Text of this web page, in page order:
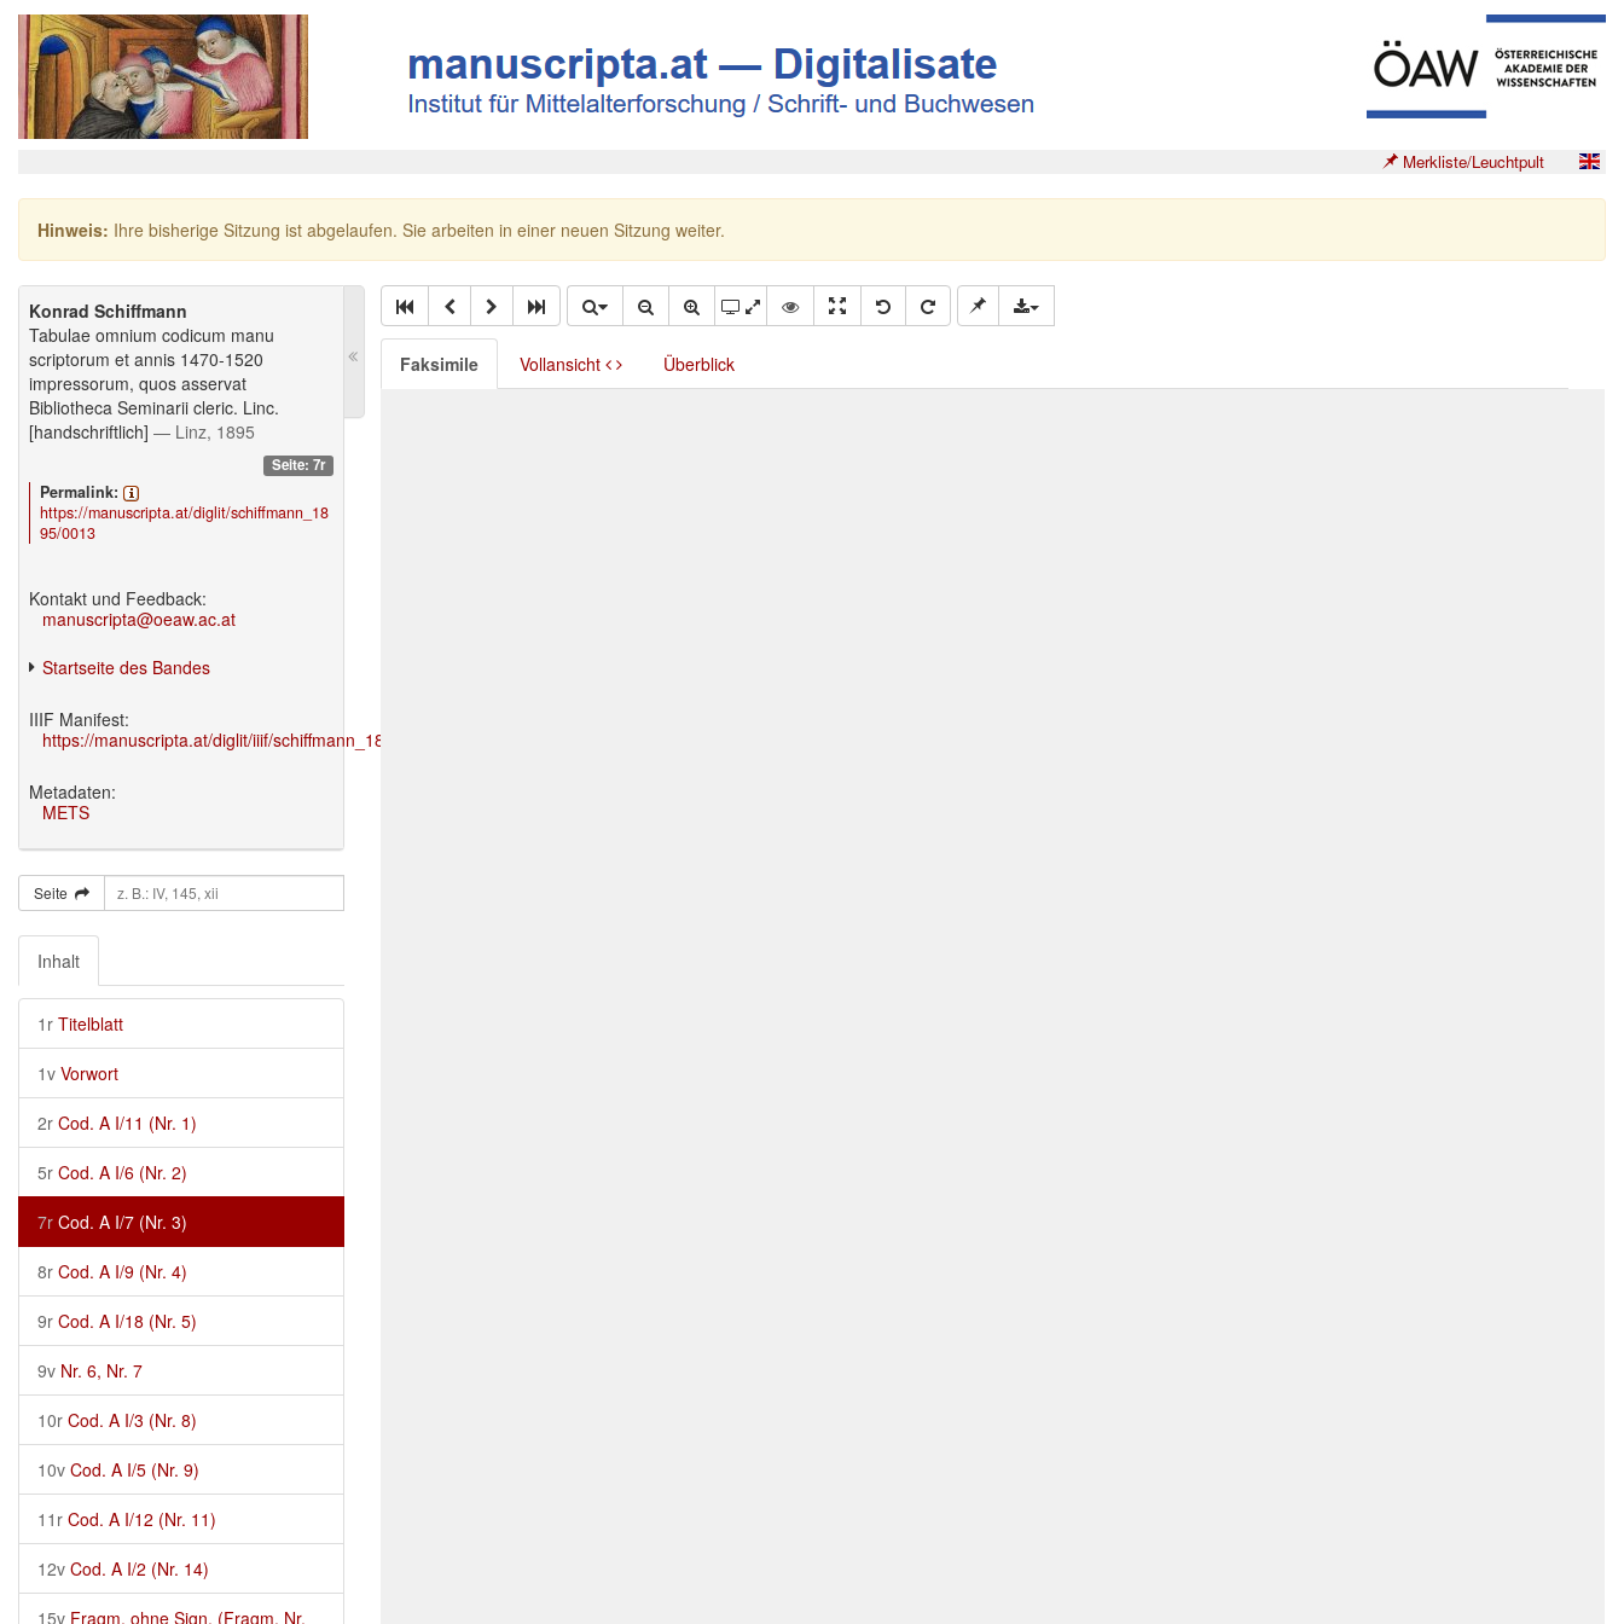
Merkliste/Leuchtpult
Hinweis: Ihre bisherige Sitzung ist abgelaufen. Sie arbeiten in einer neuen Sitzung weiter.
Konrad Schiffmann
Tabulae omnium codicum manu
scriptorum et annis 1470-1520
impressorum, quos asservat
Bibliotheca Seminarii cleric. Linc.
[handschriftlich] — Linz, 1895
Seite: 7r
Permalink:
https://manuscripta.at/diglit/schiffmann_18
95/0013
Kontakt und Feedback:
manuscripta@oeaw.ac.at
Startseite des Bandes
IIIF Manifest:
https://manuscripta.at/diglit/iiif/schiffmann_1895/manifest.json
Metadaten:
METS
Seite
Inhalt
1r Titelblatt
1v Vorwort
2r Cod. A I/11 (Nr. 1)
5r Cod. A I/6 (Nr. 2)
7r Cod. A I/7 (Nr. 3)
8r Cod. A I/9 (Nr. 4)
9r Cod. A I/18 (Nr. 5)
9v Nr. 6, Nr. 7
10r Cod. A I/3 (Nr. 8)
10v Cod. A I/5 (Nr. 9)
11r Cod. A I/12 (Nr. 11)
12v Cod. A I/2 (Nr. 14)
15v Fragm. ohne Sign. (Fragm. Nr.
Faksimile Vollansicht Überblick